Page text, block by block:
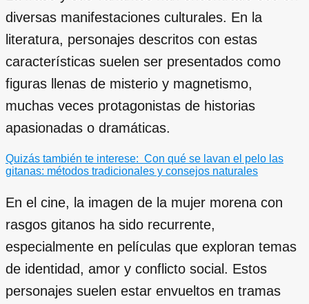
diversas manifestaciones culturales. En la
literatura, personajes descritos con estas
características suelen ser presentados como
figuras llenas de misterio y magnetismo,
muchas veces protagonistas de historias
apasionadas o dramáticas.
Quizás también te interese: Con qué se lavan el pelo las
gitanas: métodos tradicionales y consejos naturales
En el cine, la imagen de la mujer morena con
rasgos gitanos ha sido recurrente,
especialmente en películas que exploran temas
de identidad, amor y conflicto social. Estos
personajes suelen estar envueltos en tramas